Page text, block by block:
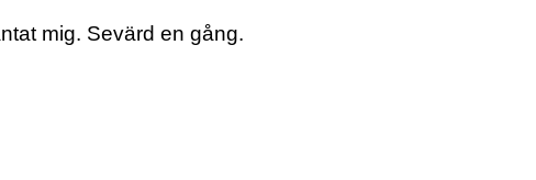
mig. Sevärd en gång.